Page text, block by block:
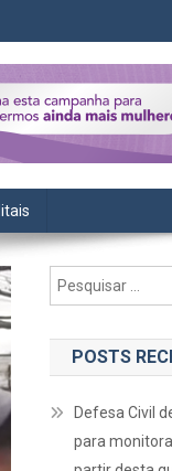
POSTS
Defesa Civil
para